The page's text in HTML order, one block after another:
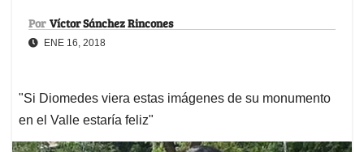
Por Víctor Sánchez Rincones
ENE 16, 2018
"Si Diomedes viera estas imágenes de su monumento
en el Valle estaría feliz"